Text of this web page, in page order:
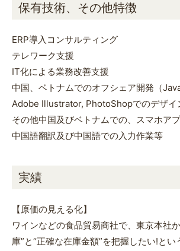
保有技術、その他特徴
ERP導入コンサルティング
テレワーク支援
IT化による業務改善支援
中国、ベトナムでのオフシェア開発（
Adobe Illustrator, PhotoShopでのデザイ
その他中国及びベトナムでの、スマホア
中国語翻訳及び中国語での入力作業等
実績
【原価の見える化】
ワインなどの食品貿易商社で、東京本社
庫”と“正確な在庫金額”を把握したい!とい